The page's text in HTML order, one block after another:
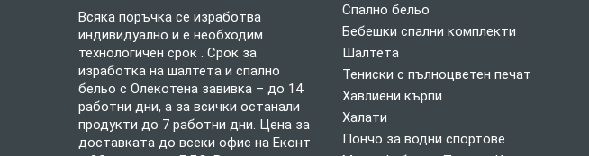
Всяка поръчка се изработва
индивидуално и е необходим
технологичен срок . Срок за
изработка на шалтета и спално
бельо с Олекотена завивка – до 14
работни дни, а за всички останали
продукти до 7 работни дни. Цена за
доставката до всеки офис на Еконт
Спално бельо
Бебешки спални комплекти
Шалтета
Тениски с пълноцветен печат
Хавлиени кърпи
Халати
Пончо за водни спортове